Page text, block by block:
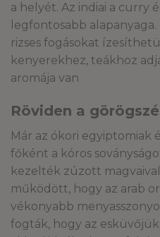
a helyét. Az indiai a curry
legfontosabb
rizses fogásokat
kenyerekhez, teákhoz
aromája van
Röviden a
Már az ókori egyiptomiak
főként a kóros
kezelték zúzott
működött, hogy az arab
vékonyabb
fogták, hogy az esküvőjük